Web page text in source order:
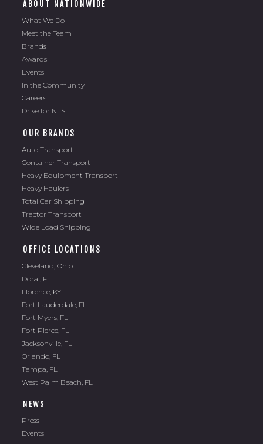
ABOUT NATIONWIDE
What We Do
Meet the Team
Brands
Awards
Events
In the Community
Careers
Drive for NTS
OUR BRANDS
Auto Transport
Container Transport
Heavy Equipment Transport
Heavy Haulers
Total Car Shipping
Tractor Transport
Wide Load Shipping
OFFICE LOCATIONS
Cleveland, Ohio
Doral, FL
Florence, KY
Fort Lauderdale, FL
Fort Myers, FL
Fort Pierce, FL
Jacksonville, FL
Orlando, FL
Tampa, FL
West Palm Beach, FL
NEWS
Press
Events